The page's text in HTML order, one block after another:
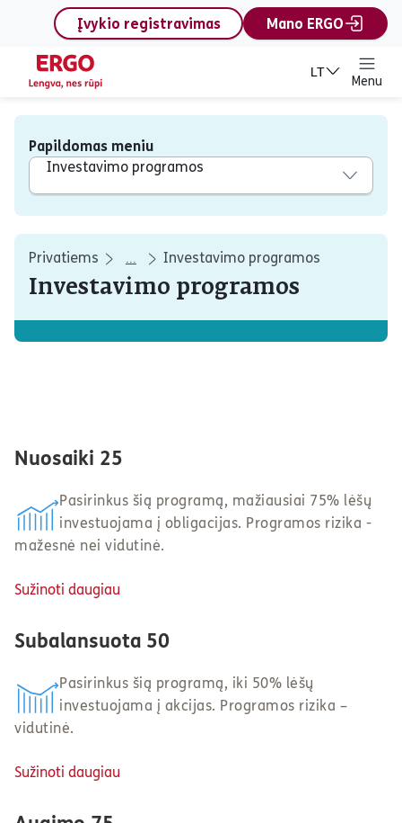
content
Įvykio registravimas
Mano ERGO
LT
Menu
Papildomas meniu
Investavimo programos
Privatiems ... Investavimo programos
Investavimo programos